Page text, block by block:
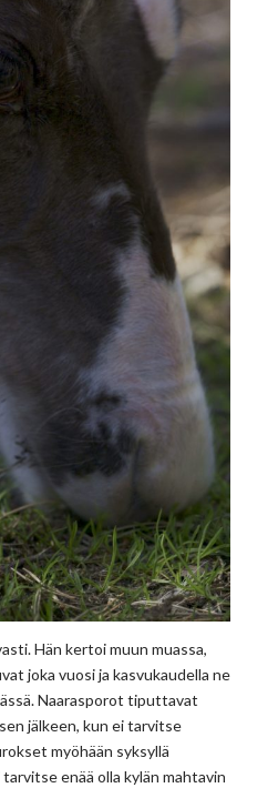
Hän kertoi muun muassa,
joka vuosi ja kasvukaudella ne
Naarasporot tiputtavat
jälkeen, kun ei tarvitse
myöhään syksyllä
enää olla kylän mahtavin